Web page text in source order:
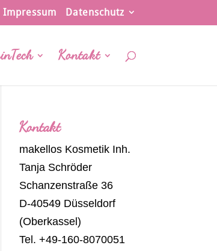
Impressum Datenschutz
Kontakt
Kontakt
makellos Kosmetik Inh.
Tanja Schröder
Schanzenstraße 36
D-40549 Düsseldorf
(Oberkassel)
Tel. +49-160-8070051